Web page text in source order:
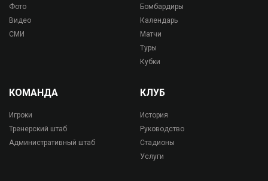
Фото
Видео
СМИ
Бомбардиры
Календарь
Матчи
Туры
Кубки
КОМАНДА
Игроки
Тренерский штаб
Административный штаб
КЛУБ
История
Руководство
Стадионы
Услуги